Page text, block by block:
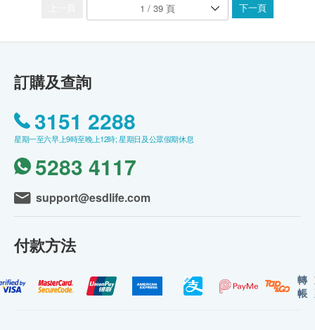
下一頁
訂購及查詢
3151 2288
星期一至六早上9時至晚上12時; 星期日及公眾假期休息
5283 4117
support@esdlife.com
付款方法
轉
帳